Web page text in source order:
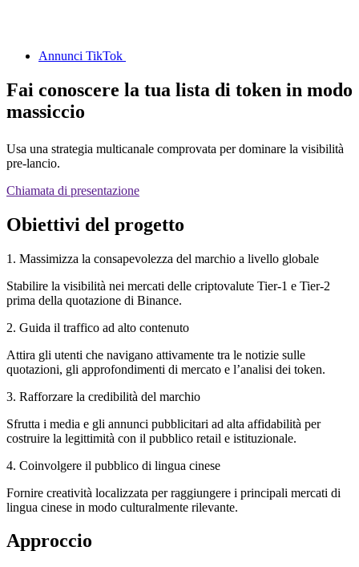
Annunci TikTok
Fai conoscere la tua lista di token in modo
massiccio
Usa una strategia multicanale comprovata per dominare la visibilità
pre-lancio.
Chiamata di presentazione
Obiettivi del progetto
1. Massimizza la consapevolezza del marchio a livello globale
Stabilire la visibilità nei mercati delle criptovalute Tier-1 e Tier-2
prima della quotazione di Binance.
2. Guida il traffico ad alto contenuto
Attira gli utenti che navigano attivamente tra le notizie sulle
quotazioni, gli approfondimenti di mercato e l’analisi dei token.
3. Rafforzare la credibilità del marchio
Sfrutta i media e gli annunci pubblicitari ad alta affidabilità per
costruire la legittimità con il pubblico retail e istituzionale.
4. Coinvolgere il pubblico di lingua cinese
Fornire creatività localizzata per raggiungere i principali mercati di
lingua cinese in modo culturalmente rilevante.
Approccio